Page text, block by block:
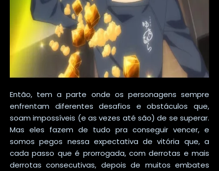
Então, tem a parte onde os personagens sempre
enfrentam diferentes desafios e obstáculos que,
soam impossíveis (e as vezes até são) de se superar.
Mas eles fazem de tudo pra conseguir vencer, e
somos pegos nessa expectativa de vitória que, a
cada passo que é prorrogada, com derrotas e mais
derrotas consecutivas, depois de muitos embates